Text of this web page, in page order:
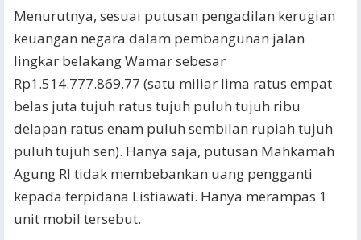
Menurutnya, sesuai putusan pengadilan kerugian
keuangan negara dalam pembangunan jalan
lingkar belakang Wamar sebesar
Rp1.514.777.869,77 (satu miliar lima ratus empat
belas juta tujuh ratus tujuh puluh tujuh ribu
delapan ratus enam puluh sembilan rupiah tujuh
puluh tujuh sen). Hanya saja, putusan Mahkamah
Agung RI tidak membebankan uang pengganti
kepada terpidana Listiawati. Hanya merampas 1
unit mobil tersebut.